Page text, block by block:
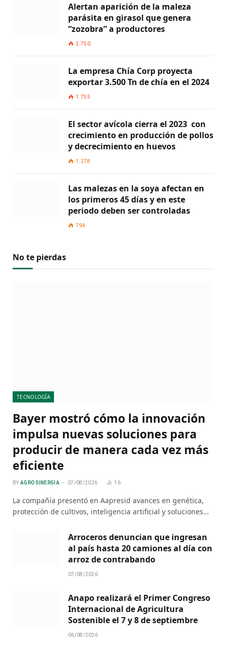
Alertan aparición de la maleza
parásita en girasol que genera
“zozobra” a productores
2.750
La empresa Chía Corp proyecta
exportar 3.500 Tn de chía en el 2024
1.735
El sector avícola cierra el 2023 con
crecimiento en producción de pollos
y decrecimiento en huevos
1.278
Las malezas en la soya afectan en
los primeros 45 días y en este
periodo deben ser controladas
794
No te pierdas
TECNOLOGÍA
Bayer mostró cómo la innovación
impulsa nuevas soluciones para
producir de manera cada vez más
eficiente
BY AGRO SINERGIA 07/08/2026 16
La compañía presentó en Aapresid avances en genética,
protección de cultivos, inteligencia artificial y soluciones…
Arroceros denuncian que ingresan
al país hasta 20 camiones al día con
arroz de contrabando
07/08/2026
Anapo realizará el Primer Congreso
Internacional de Agricultura
Sostenible el 7 y 8 de septiembre
06/08/2026